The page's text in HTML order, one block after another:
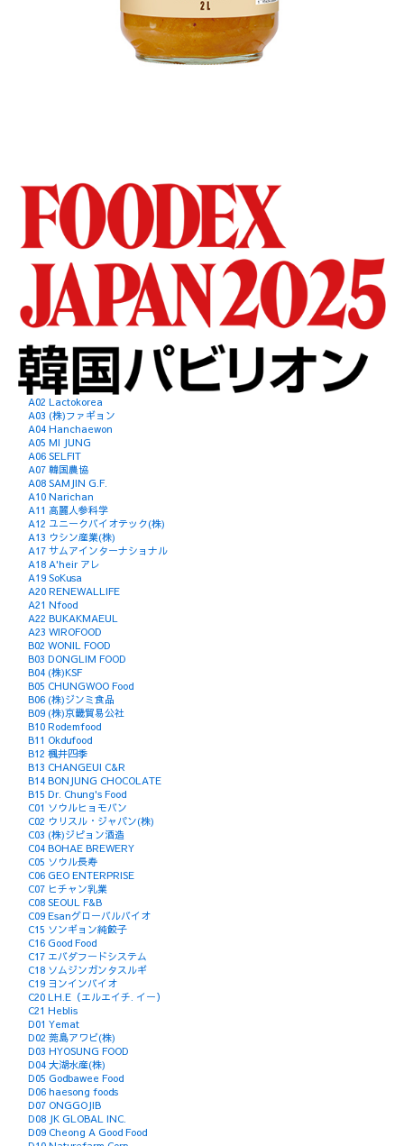
A02 Lactokorea
A03 (株)ファギョン
A04 Hanchaewon
A05 MI JUNG
A06 SELFIT
A07 韓国農協
A08 SAMJIN G.F.
A10 Narichan
A11 高麗人参科学
A12 ユニークバイオテック(株)
A13 ウシン産業(株)
A17 サムアインターナショナル
A18 A'heir アレ
A19 SoKusa
A20 RENEWALLIFE
A21 Nfood
A22 BUKAKMAEUL
A23 WIROFOOD
B02 WONIL FOOD
B03 DONGLIM FOOD
B04 (株)KSF
B05 CHUNGWOO Food
B06 (株)ジンミ食品
B09 (株)京畿貿易公社
B10 Rodemfood
B11 Okdufood
B12 楓井四季
B13 CHANGEUI C&R
B14 BONJUNG CHOCOLATE
B15 Dr. Chung's Food
C01 ソウルヒョモバン
C02 ウリスル・ジャパン(株)
C03 (株)ジピョン酒造
C04 BOHAE BREWERY
C05 ソウル長寿
C06 GEO ENTERPRISE
C07 ヒチャン乳業
C08 SEOUL F&B
C09 Esanグローバルバイオ
C15 ソンギョン純餃子
C16 Good Food
C17 エバダフードシステム
C18 ソムジンガンタスルギ
C19 ヨンインバイオ
C20 LH.E（エルエイチ. イー）
C21 Heblis
D01 Yemat
D02 莞島アワビ(株)
D03 HYOSUNG FOOD
D04 大湖水産(株)
D05 Godbawee Food
D06 haesong foods
D07 ONGGOJIB
D08 JK GLOBAL INC.
D09 Cheong A Good Food